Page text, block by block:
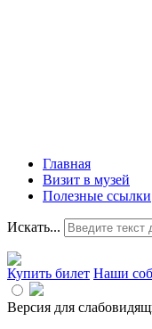
Главная
Визит в музей
Полезные ссылки
Искать...
Купить билет Наши
Версия для